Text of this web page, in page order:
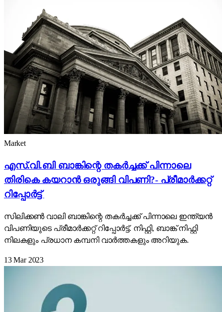
Market
എസ്.വി.ബി ബാങ്കിന്റെ തകർച്ചക്ക് പിന്നാലെ
തിരികെ കയറാൻ ഒരുങ്ങി വിപണി?- പ്രീമാർക്കറ്റ്
റിപ്പോർട്ട്
സിലിക്കൺ വാലി ബാങ്കിന്റെ തകർച്ചക്ക് പിന്നാലെ ഇന്ത്യൻ
വിപണിയുടെ പ്രീമാർക്കറ്റ് റിപ്പോർട്ട്. നിഫ്റ്റി, ബാങ്ക് നിഫ്റ്റി
നിലകളും പ്രധാന കമ്പനി വാർത്തകളും അറിയുക.
13 Mar 2023